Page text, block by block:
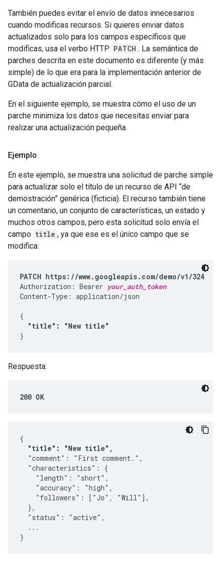
También puedes evitar el envío de datos innecesarios
cuando modificas recursos. Si quieres enviar datos
actualizados solo para los campos específicos que
modificas, usa el verbo HTTP PATCH . La semántica de
parches descrita en este documento es diferente (y más
simple) de lo que era para la implementación anterior de
GData de actualización parcial.
En el siguiente ejemplo, se muestra cómo el uso de un
parche minimiza los datos que necesitas enviar para
realizar una actualización pequeña.
Ejemplo
En este ejemplo, se muestra una solicitud de parche simple
para actualizar solo el título de un recurso de API “de
demostración” genérica (ficticia). El recurso también tiene
un comentario, un conjunto de características, un estado y
muchos otros campos, pero esta solicitud solo envía el
campo title , ya que ese es el único campo que se
modifica:
PATCH https://www.googleapis.com/demo/v1/324
Authorization: Bearer your_auth_token
Content-Type: application/json
{
"title": "New title"
}
Respuesta:
200 OK
{
"title": "New title",
  "comment": "First comment.",
  "characteristics": {
    "length": "short",
    "accuracy": "high",
    "followers": ["Jo", "Will"],
  },
  "status": "active",
  ...
}